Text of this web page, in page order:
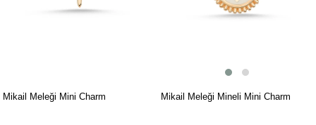
Mikail Meleği Mini Charm Mikail Meleği Mineli Mini Charm